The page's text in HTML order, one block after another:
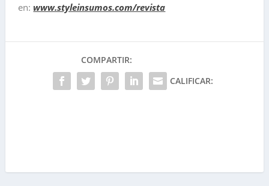
en: www.styleinsumos.com/revista
COMPARTIR:
CALIFICAR: